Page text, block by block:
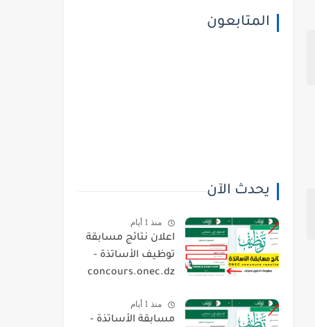
المتابعون
يحدث الآن
منذ 1 أيام
اعلان نتائج مسابقة
توظيف الأساتذة -
concours.onec.dz
منذ 1 أيام
مسابقة الأساتذة -